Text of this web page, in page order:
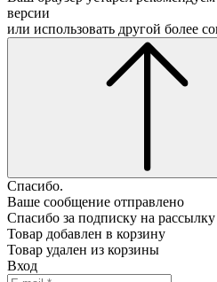
версии
или использовать другой более
Спасибо.
Ваше сообщение отправлено
Спасибо за подписку на рассылку
Товар добавлен в корзину
Товар удален из корзины
Вход